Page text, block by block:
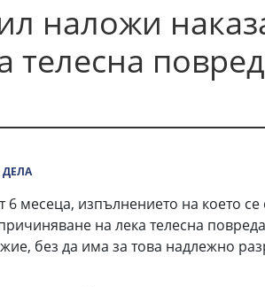
наложи
месеца, изпълнението на което се
на лека телесна
без да има за това надлежно